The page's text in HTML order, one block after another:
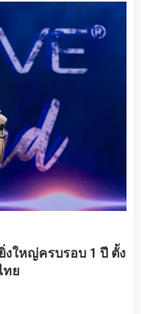
งใหญ่ครบรอบ 1 ปี ตั้ง
ทย